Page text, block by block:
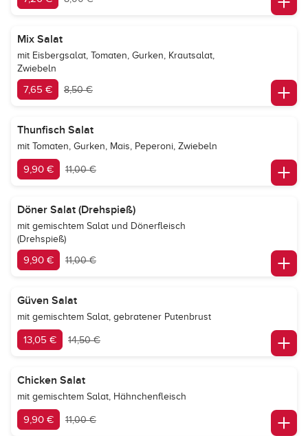
Mix Salat
mit Eisbergsalat, Tomaten, Gurken, Krautsalat,
Zwiebeln
7,65 € 8,50 €
Thunfisch Salat
mit Tomaten, Gurken, Mais, Peperoni, Zwiebeln
9,90 € 11,00 €
Döner Salat (Drehspieß)
mit gemischtem Salat und Dönerfleisch
(Drehspieß)
9,90 € 11,00 €
Güven Salat
mit gemischtem Salat, gebratener Putenbrust
13,05 € 14,50 €
Chicken Salat
mit gemischtem Salat, Hähnchenfleisch
9,90 € 11,00 €